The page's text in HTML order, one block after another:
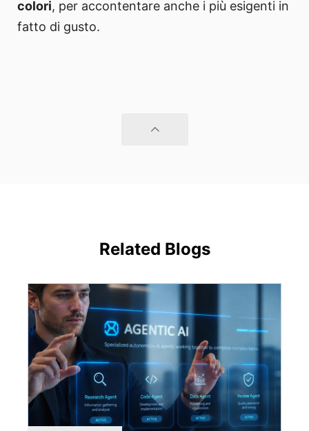
colori, per accontentare anche i più esigenti in
fatto di gusto.
Related Blogs